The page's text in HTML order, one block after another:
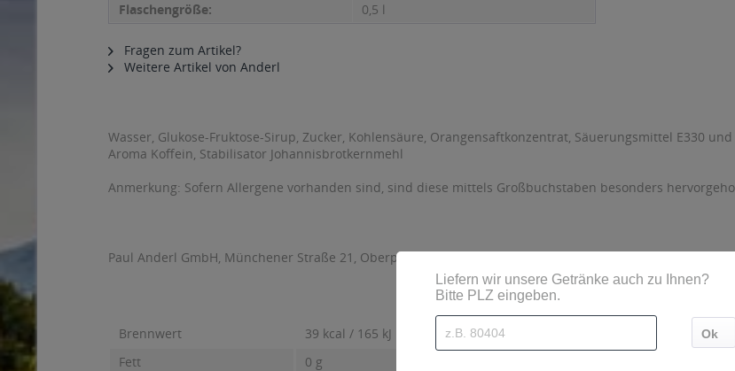
Flaschengröße:
0,5 l
Fragen zum Artikel?
Weitere Artikel von Anderl
Wasser, Glukose-Fruktose-Sirup, Zucker, Kohlensäure, Orangensaftkonzentrat, Säuerungsmittel E330
Aroma Koffein, Stabilisator Johannisbrotkernmehl
Anmerkung: Sofern Allergene vorhanden sind, sind diese mittels Großbuchstaben besonders
Paul Anderl GmbH, Münchener Straße 21, Oberpframmern
Brennwert
39 kcal / 165 kJ
Fett
0 g